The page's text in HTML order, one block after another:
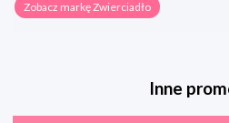
Zobacz markę Zwierciadło
Inne